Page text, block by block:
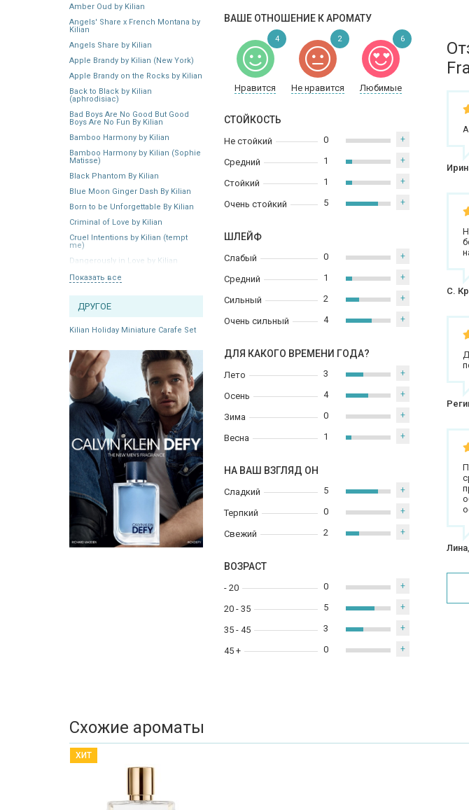
Amber Oud by Kilian
Angels' Share x French Montana by
Kilian
Angels Share by Kilian
Apple Brandy by Kilian (New York)
Apple Brandy on the Rocks by Kilian
Back to Black by Kilian
(aphrodisiac)
Bad Boys Are No Good But Good
Boys Are No Fun By Kilian
Bamboo Harmony by Kilian
Bamboo Harmony by Kilian (Sophie
Matisse)
Black Phantom By Kilian
Blue Moon Ginger Dash By Kilian
Born to be Unforgettable By Kilian
Criminal of Love by Kilian
Cruel Intentions by Kilian (tempt
me)
Dangerously in Love by Kilian
Показать все
ДРУГОЕ
Kilian Holiday Miniature Carafe Set
ВАШЕ ОТНОШЕНИЕ К АРОМАТУ
Нравится Не нравится Любимые
4 2 6
СТОЙКОСТЬ
Не стойкий
Средний
Стойкий
Очень стойкий
0 +
1 +
1 +
5 +
ШЛЕЙФ
Слабый
Средний
Сильный
Очень сильный
0 +
1 +
2 +
4 +
ДЛЯ КАКОГО ВРЕМЕНИ ГОДА?
Лето
Осень
Зима
Весна
3 +
4 +
0 +
1 +
НА ВАШ ВЗГЛЯД ОН
Сладкий
Терпкий
Свежий
5 +
0 +
2 +
ВОЗРАСТ
- 20
20 - 35
35 - 45
45 +
0 +
5 +
3 +
0 +
С.
Лина
Схожие ароматы
ХИТ